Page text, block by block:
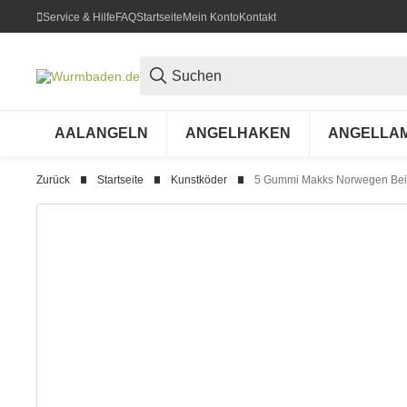
Service & HilfeFAQStartseiteMein KontoKontakt
AALANGELN ANGELHAKEN
Zurück Startseite Kunstköder 5 Gummi Makks Norwegen